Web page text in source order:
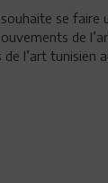
se faire
de
l’art tunisien